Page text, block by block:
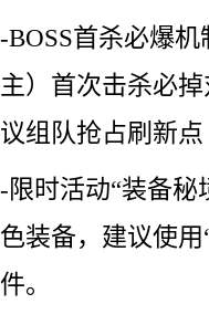
-BOSS首杀必爆
主）首次击杀必
议组队抢占刷新
-限时活动“装备秘
色装备，建议使
件。